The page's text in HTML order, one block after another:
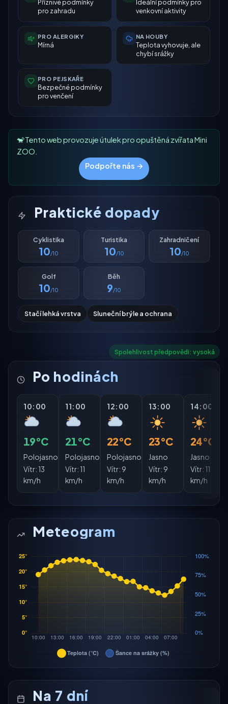
Příznivé podmínky
pro zahradu
Ideální podmínky pro
venkovní aktivity
PRO ALERGIKY
Mírná
NA HOUBY
Teplota vyhovuje, ale
chybí srážky
PRO PEJSKAŘE
Bezpečné podmínky
pro venčení
🐒 Tento web provozuje útulek pro opuštěná zvířata Mini
ZOO.
Podpořte nás →
Praktické dopady
Cyklistika
10/10
Turistika
10/10
Zahradničení
10/10
Golf
10/10
Běh
9/10
Stačí lehká vrstva Sluneční brýle a ochrana
Spolehlivost předpovědi: vysoká
Po hodinách
10:00
19°C
Polojasno
Vítr: 13
km/h
11:00
21°C
Polojasno
Vítr: 11
km/h
12:00
22°C
Polojasno
Vítr: 9
km/h
13:00
23°C
Jasno
Vítr: 9
km/h
14:00
24°C
Jasno
Vítr: 11
km/h
Meteogram
Na 7 dní